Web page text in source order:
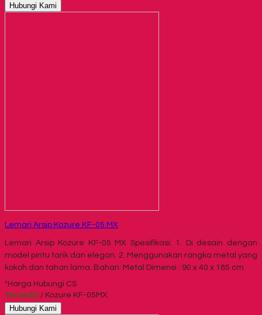
Hubungi Kami
Lemari Arsip Kozure KF-05 MX
Lemari Arsip Kozure KF-05 MX Spesifikasi: 1. Di desain dengan
model pintu tarik dan elegan. 2. Menggunakan rangka metal yang
kokoh dan tahan lama. Bahan: Metal Dimensi : 90 x 40 x 185 cm
*Harga Hubungi CS
Tersedia / Kozure KF-05MX
Hubungi Kami